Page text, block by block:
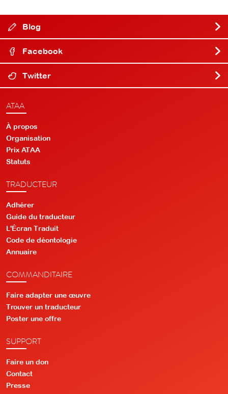
Blog
Facebook
Twitter
ATAA
À propos
Organisation
Prix ATAA
Statuts
TRADUCTEUR
Adhérer
Guide du traducteur
L'Écran Traduit
Code de déontologie
Annuaire
COMMANDITAIRE
Faire adapter une œuvre
Trouver un traducteur
Poster une offre
SUPPORT
Faire un don
Contact
Presse